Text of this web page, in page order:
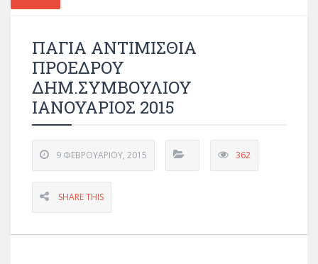
ΠΑΓΙΑ ΑΝΤΙΜΙΣΘΙΑ
ΠΡΟΕΔΡΟΥ
ΔΗΜ.ΣΥΜΒΟΥΛΙΟΥ
ΙΑΝΟΥΑΡΙΟΣ 2015
9 ΦΕΒΡΟΥΑΡΊΟΥ, 2015 362
SHARE THIS